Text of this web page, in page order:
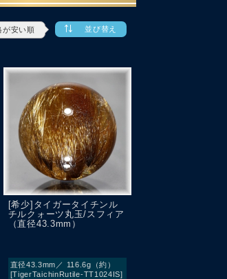
が安い順 並び替え
[希少]タイガータイチンル
チルクォーツ丸玉/スフィア
（直径43.3mm）
直径43.3mm／ 116.6g（約）
[TigerTaichinRutile-TT1024IS]